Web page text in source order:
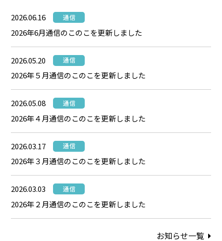
2026.06.16 通信
2026年6月通信のこのこを更新しました
2026.05.20 通信
2026年５月通信のこのこを更新しました
2026.05.08 通信
2026年４月通信のこのこを更新しました
2026.03.17 通信
2026年３月通信のこのこを更新しました
2026.03.03 通信
2026年２月通信のこのこを更新しました
お知らせ一覧